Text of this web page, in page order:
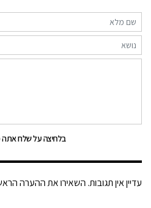
בלחיצה על שלח אתה
עדיין אין תגובות. השאירו את ההערה